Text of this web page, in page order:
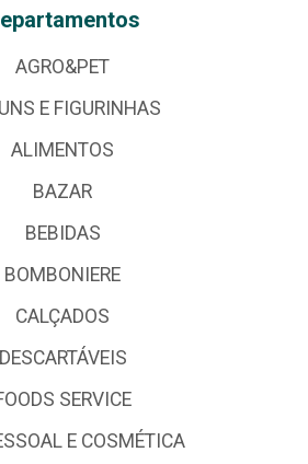
AGRO&PET
E FIGURINHAS
ALIMENTOS
BAZAR
BEBIDAS
BOMBONIERE
CALÇADOS
DESCARTÁVEIS
SERVICE
E COSMÉTICA